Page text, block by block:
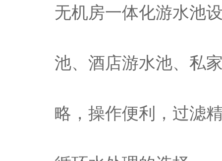
无机房一体化游水池
池、酒店游水池、私
略，操作便利，过滤